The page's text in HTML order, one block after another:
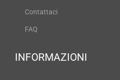
Contattaci
FAQ
INFORMAZIONI